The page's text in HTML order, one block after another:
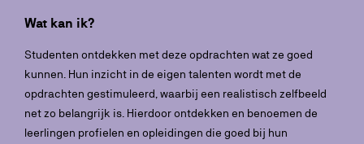
Wat kan ik?
Studenten ontdekken met deze opdrachten wat ze goed
kunnen. Hun inzicht in de eigen talenten wordt met de
opdrachten gestimuleerd, waarbij een realistisch zelfbeeld
net zo belangrijk is. Hierdoor ontdekken en benoemen de
leerlingen profielen en opleidingen die goed bij hun